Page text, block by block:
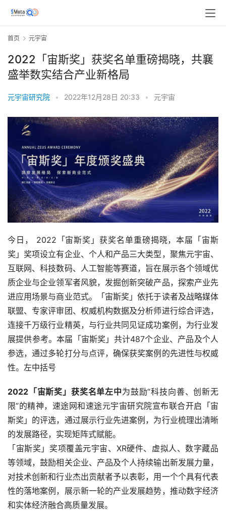
首页 元宇宙
2022「宙斯奖」获奖名单重磅揭晓，共襄
盛举数实结合产业新格局
元宇宙研究院 • 2022年12月28日 20:33 • 元宇宙
今日， 2022「宙斯奖」获奖名单重磅揭晓，本届「宙斯
奖」奖项设立有企业、个人和产品三大类型，聚焦元宇宙、
互联网、科技数码、人工智能等赛道，旨在展示各个领域优
质企业与企业领军者风貌，发掘创新突破产品，探索产业先
进应用场景与商业范式。「宙斯奖」依托于读者及战略媒体
联盟、专家评审团、权威机构数据及分析师进行综合评选，
连接千万级行业精英，与行业共同见证成功案例，为行业发
展提供参考。本届「宙斯奖」共计487个企业、产品及个人
参选，通过多轮打分与点评，确保获奖案例的先进性与权威
性。左中括号
2022「宙斯奖」获奖名单左中为鼓励“科技向善、创新无
限”的精神，速途网和速途元宇宙研究院宣布联合开启「宙
斯奖」的评选，通过展示行业先进案例，为行业梳理出清晰
的发展路径，实现矩阵式赋能。
「宙斯奖」奖项覆盖元宇宙、XR硬件、虚拟人、数字藏品
等领域，鼓励相关企业、产品及个人持续输出新发展力量，
对技术创新和行业杰出贡献者予以表彰，用一个个具有代表
性的落地案例，展示新一轮的产业发展趋势，推动数字经济
和实体经济融合高质量发展。